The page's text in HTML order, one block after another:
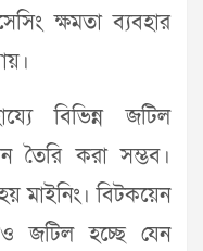
ক্ষমতা ব্যবহার
বিভিন্ন জটিল
তৈরি করা সম্ভব।
মাইনিং। বিটকয়েন
জটিল হচ্ছে যেন